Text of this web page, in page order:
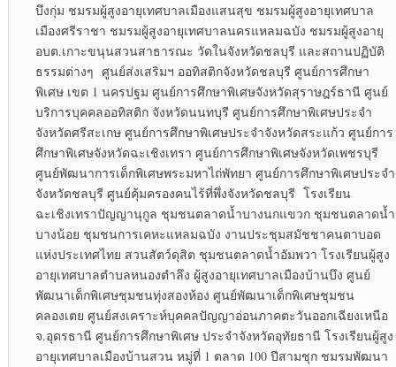
บึงกุ่ม ชมรมผู้สูงอายุเทศบาลเมืองแสนสุข ชมรมผู้สูงอายุเทศบาล
เมืองศรีราชา ชมรมผู้สูงอายุเทศบาลนครแหลมฉบัง ชมรมผู้สูงอายุ
อบต.เกาะขนุนสวนสาธารณะ วัดในจังหวัดชลบุรี และสถานปฏิบัติ
ธรรมต่างๆ ศูนย์ส่งเสริมฯ ออทิสติกจังหวัดชลบุรี ศูนย์การศึกษา
พิเศษ เขต 1 นครปฐม ศูนย์การศึกษาพิเศษจังหวัดสุราษฎร์ธานี ศูนย์
บริการบุคคลออทิสติก จังหวัดนนทบุรี ศูนย์การศึกษาพิเศษประจำ
จังหวัดศรีสะเกษ ศูนย์การศึกษาพิเศษประจำจังหวัดสระแก้ว ศูนย์การ
ศึกษาพิเศษจังหวัดฉะเชิงเทรา ศูนย์การศึกษาพิเศษจังหวัดเพชรบุรี
ศูนย์พัฒนาการเด็กพิเศษพระมหาไถ่พัทยา ศูนย์การศึกษาพิเศษประจำ
จังหวัดชลบุรี ศูนย์คุ้มครองคนไร้ที่พึ่งจังหวัดชลบุรี โรงเรียน
ฉะเชิงเทราปัญญานุกูล ชุมชนตลาดน้ำบางนกแขวก ชุมชนตลาดน้ำ
บางน้อย ชุมชนการเคหะแหลมฉบัง งานประชุมสมัชชาคนตาบอด
แห่งประเทศไทย สวนสัตว์ดุสิต ชุมชนตลาดน้ำอัมพวา โรงเรียนผู้สูง
อายุเทศบาลตำบลหนองตำลึง ผู้สูงอายุเทศบาลเมืองบ้านบึง ศูนย์
พัฒนาเด็กพิเศษชุมชนทุ่งสองห้อง ศูนย์พัฒนาเด็กพิเศษชุมชน
คลองเตย ศูนย์สงเคราะห์บุคคลปัญญาอ่อนภาคตะวันออกเฉียงเหนือ
จ.อุดรธานี ศูนย์การศึกษาพิเศษ ประจำจังหวัดอุทัยธานี โรงเรียนผู้สูง
อายุเทศบาลเมืองบ้านสวน หมู่ที่ 1 ตลาด 100 ปีสามชุก ชมรมพัฒนา